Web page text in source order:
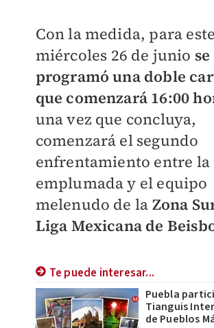
Con la medida, para este
miércoles 26 de junio se
programó una doble
que comenzará 16:00
una vez que concluya,
comenzará el segundo
enfrentamiento entre la
emplumada y el equipo
melenudo de la Zona
Liga Mexicana de
Te puede interesar...
Puebla
Tianguis
de Pueblos